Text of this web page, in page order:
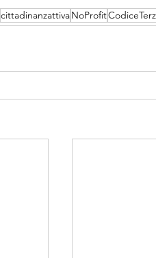
cittadinanzattivaNoProfit